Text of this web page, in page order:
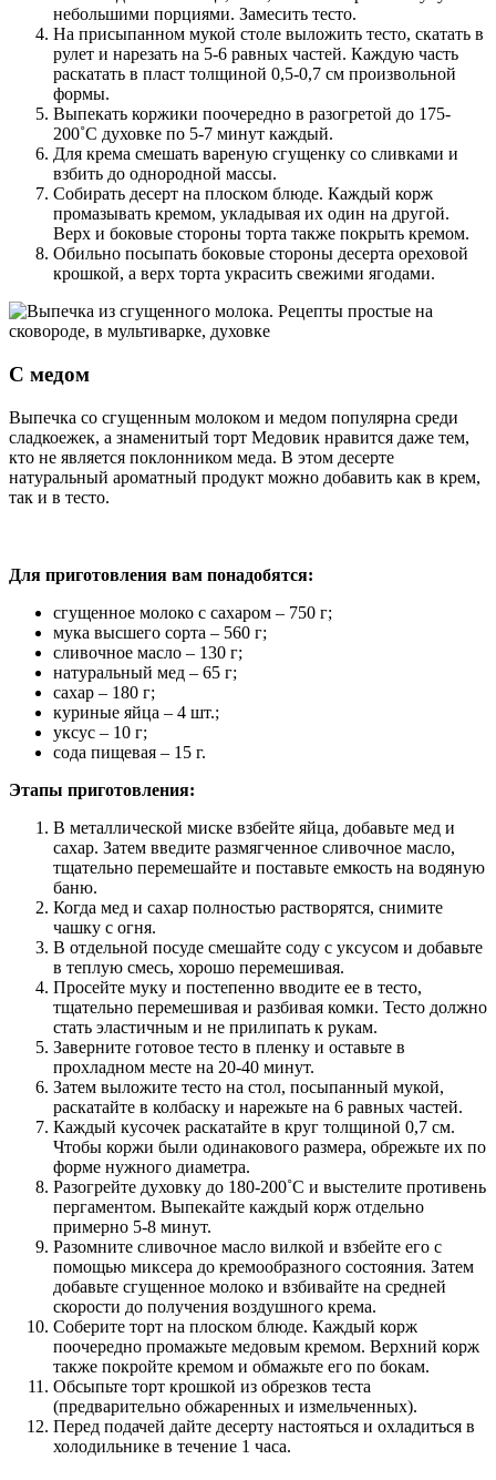
небольшими порциями. Замесить тесто.
На присыпанном мукой столе выложить тесто, скатать в
рулет и нарезать на 5-6 равных частей. Каждую часть
раскатать в пласт толщиной 0,5-0,7 см произвольной
формы.
Выпекать коржики поочередно в разогретой до 175-
200˚С духовке по 5-7 минут каждый.
Для крема смешать вареную сгущенку со сливками и
взбить до однородной массы.
Собирать десерт на плоском блюде. Каждый корж
промазывать кремом, укладывая их один на другой.
Верх и боковые стороны торта также покрыть кремом.
Обильно посыпать боковые стороны десерта ореховой
крошкой, а верх торта украсить свежими ягодами.
С медом
Выпечка со сгущенным молоком и медом популярна среди
сладкоежек, а знаменитый торт Медовик нравится даже тем,
кто не является поклонником меда. В этом десерте
натуральный ароматный продукт можно добавить как в крем,
так и в тесто.
Для приготовления вам понадобятся:
сгущенное молоко с сахаром – 750 г;
мука высшего сорта – 560 г;
сливочное масло – 130 г;
натуральный мед – 65 г;
сахар – 180 г;
куриные яйца – 4 шт.;
уксус – 10 г;
сода пищевая – 15 г.
Этапы приготовления:
В металлической миске взбейте яйца, добавьте мед и
сахар. Затем введите размягченное сливочное масло,
тщательно перемешайте и поставьте емкость на водяную
баню.
Когда мед и сахар полностью растворятся, снимите
чашку с огня.
В отдельной посуде смешайте соду с уксусом и добавьте
в теплую смесь, хорошо перемешивая.
Просейте муку и постепенно вводите ее в тесто,
тщательно перемешивая и разбивая комки. Тесто должно
стать эластичным и не прилипать к рукам.
Заверните готовое тесто в пленку и оставьте в
прохладном месте на 20-40 минут.
Затем выложите тесто на стол, посыпанный мукой,
раскатайте в колбаску и нарежьте на 6 равных частей.
Каждый кусочек раскатайте в круг толщиной 0,7 см.
Чтобы коржи были одинакового размера, обрежьте их по
форме нужного диаметра.
Разогрейте духовку до 180-200˚С и выстелите противень
пергаментом. Выпекайте каждый корж отдельно
примерно 5-8 минут.
Разомните сливочное масло вилкой и взбейте его с
помощью миксера до кремообразного состояния. Затем
добавьте сгущенное молоко и взбивайте на средней
скорости до получения воздушного крема.
Соберите торт на плоском блюде. Каждый корж
поочередно промажьте медовым кремом. Верхний корж
также покройте кремом и обмажьте его по бокам.
Обсыпьте торт крошкой из обрезков теста
(предварительно обжаренных и измельченных).
Перед подачей дайте десерту настояться и охладиться в
холодильнике в течение 1 часа.